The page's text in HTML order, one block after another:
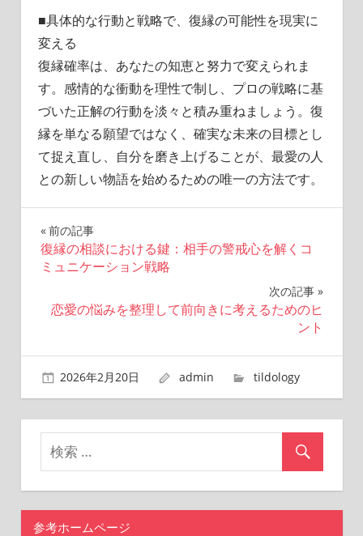
■具体的な行動と戦略で、復縁の可能性を現実に
変える
復縁確率は、あなたの知恵と努力で変えられま
す。感情的な衝動を理性で制し、プロの戦略に基
づいた正解の行動を淡々と積み重ねましょう。復
縁を単なる願望ではなく、確実な未来の目標とし
て捉え直し、自分を磨き上げることが、最愛の人
との新しい物語を始めるための唯一の方法です。
投
ナ
ビ
ゲ
ー
シ
ョ
ン
前の記事
復縁の相談における鍵：相手の警戒心を解くコ
ミュニケーション戦略
次の記事
恋愛の悩みを整理して前向きに考えるためのヒ
ント
2026年2月20日 admin tildology
参考ホームページ